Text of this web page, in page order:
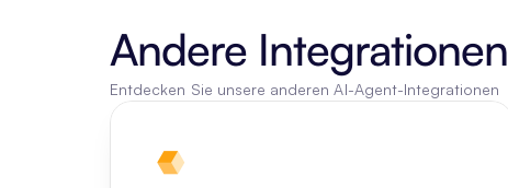
Andere Integrationen
Entdecken Sie unsere anderen AI-Agent-Integrationen